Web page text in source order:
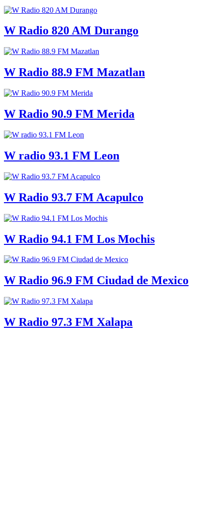
W Radio 820 AM Durango
W Radio 88.9 FM Mazatlan
W Radio 90.9 FM Merida
W radio 93.1 FM Leon
W Radio 93.7 FM Acapulco
W Radio 94.1 FM Los Mochis
W Radio 96.9 FM Ciudad de Mexico
W Radio 97.3 FM Xalapa